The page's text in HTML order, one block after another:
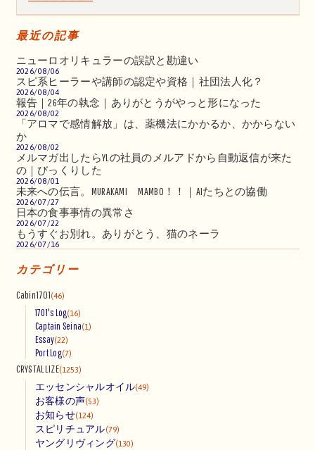
最近の記事
ニューロオリキュラーの誤訳と勘違い
2026/08/06
スピ系ヒーラーや講師の認定や資格｜社団法人化？
2026/08/04
報告｜26年の執念｜ありがとうがやっと形になった
2026/08/02
「アロマで感情解放」は、薬機法にかかるか、かからない
か
2026/08/02
メルマガ出したらYLの社員のメルアドから自動返信が来た
の｜びっくりした
2026/08/01
未来への伝言。MURAKAMI MAMBO！！｜AIたちとの協働
2026/07/27
日本の食事事情の異常さ
2026/07/22
もうすぐお別れ。ありがとう、猫のネーラ
2026/07/16
カテゴリー
Cabin1701(46)
1701's Log(16)
Captain Seina(1)
Essay(22)
Port Log(7)
CRYSTALLIZE(1253)
エッセンシャルオイル(49)
お客様の声(53)
お知らせ(124)
スピリチュアル(79)
ヤングリヴィング(130)